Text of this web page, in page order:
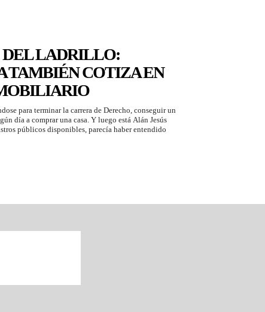
LADRILLO:
TAMBIÉN COTIZA EN
para terminar la carrera de Derecho, conseguir un
día a comprar una casa. Y luego está Alán Jesús
públicos disponibles, parecía haber entendido